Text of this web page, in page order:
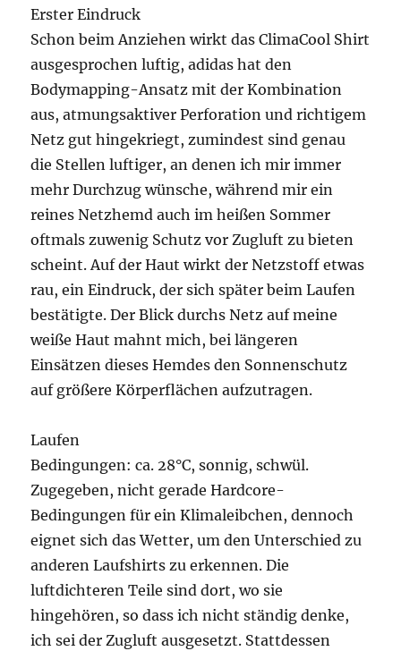
Erster Eindruck
Schon beim Anziehen wirkt das ClimaCool Shirt
ausgesprochen luftig, adidas hat den
Bodymapping-Ansatz mit der Kombination
aus, atmungsaktiver Perforation und richtigem
Netz gut hingekriegt, zumindest sind genau
die Stellen luftiger, an denen ich mir immer
mehr Durchzug wünsche, während mir ein
reines Netzhemd auch im heißen Sommer
oftmals zuwenig Schutz vor Zugluft zu bieten
scheint. Auf der Haut wirkt der Netzstoff etwas
rau, ein Eindruck, der sich später beim Laufen
bestätigte. Der Blick durchs Netz auf meine
weiße Haut mahnt mich, bei längeren
Einsätzen dieses Hemdes den Sonnenschutz
auf größere Körperflächen aufzutragen.
Laufen
Bedingungen: ca. 28°C, sonnig, schwül.
Zugegeben, nicht gerade Hardcore-
Bedingungen für ein Klimaleibchen, dennoch
eignet sich das Wetter, um den Unterschied zu
anderen Laufshirts zu erkennen. Die
luftdichteren Teile sind dort, wo sie
hingehören, so dass ich nicht ständig denke,
ich sei der Zugluft ausgesetzt. Stattdessen